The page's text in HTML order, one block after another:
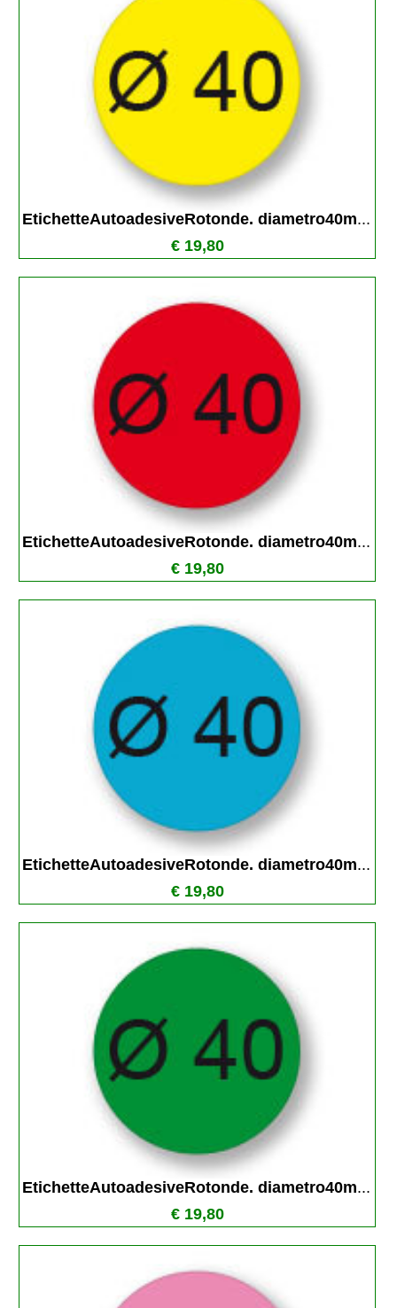
EtichetteAutoadesiveRotonde. diametro40m...
€ 19,80
EtichetteAutoadesiveRotonde. diametro40m...
€ 19,80
EtichetteAutoadesiveRotonde. diametro40m...
€ 19,80
EtichetteAutoadesiveRotonde. diametro40m...
€ 19,80